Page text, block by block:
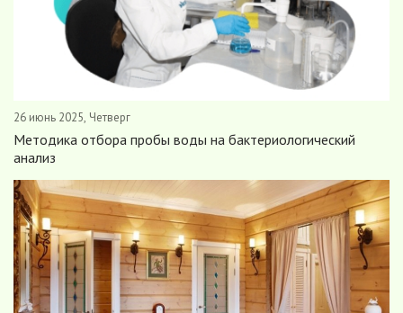
26 июнь 2025, Четверг
Методика отбора пробы воды на бактериологический
анализ